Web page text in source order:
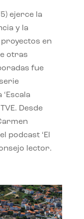
ejerce la
y la
en
otras
fue
Desde
podcast ‘El
lector.